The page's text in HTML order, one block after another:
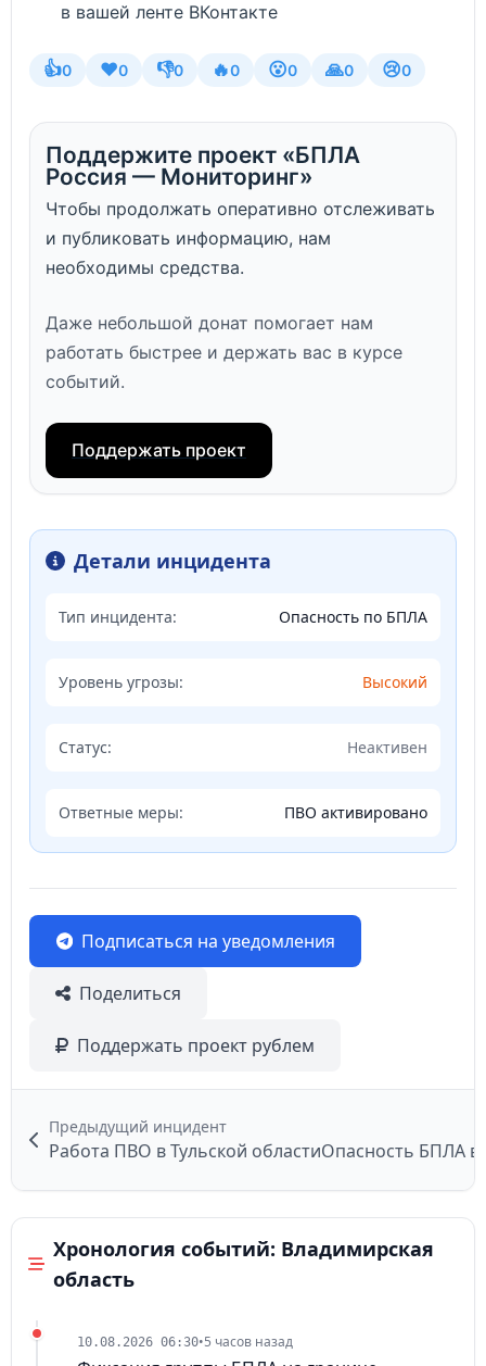
в вашей ленте ВКонтакте
👍0 ❤️0 👎0 🔥0 😮0 🙏0 😢0
Поддержите проект «БПЛА
Россия — Мониторинг»
Чтобы продолжать оперативно отслеживать
и публиковать информацию, нам
необходимы средства.
Даже небольшой донат помогает нам
работать быстрее и держать вас в курсе
событий.
Поддержать проект
Детали инцидента
Тип инцидента: Опасность по БПЛА
Уровень угрозы: Высокий
Статус: Неактивен
Ответные меры: ПВО активировано
Подписаться на уведомления
Поделиться
Поддержать проект рублем
Предыдущий инцидент
Работа ПВО в Тульской областиОпасность БПЛА в
Хронология событий: Владимирская
область
10.08.2026 06:30•5 часов назад